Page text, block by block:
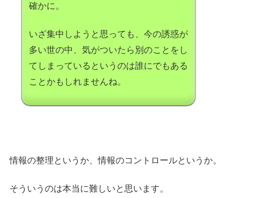
確かに。
いざ集中しようと思っても、今の誘惑が
多い世の中、気がついたら別のことをし
てしまっているというのは誰にでもある
ことかもしれませんね。
情報の整理というか、情報のコントロールというか。
そういうのは本当に難しいと思います。